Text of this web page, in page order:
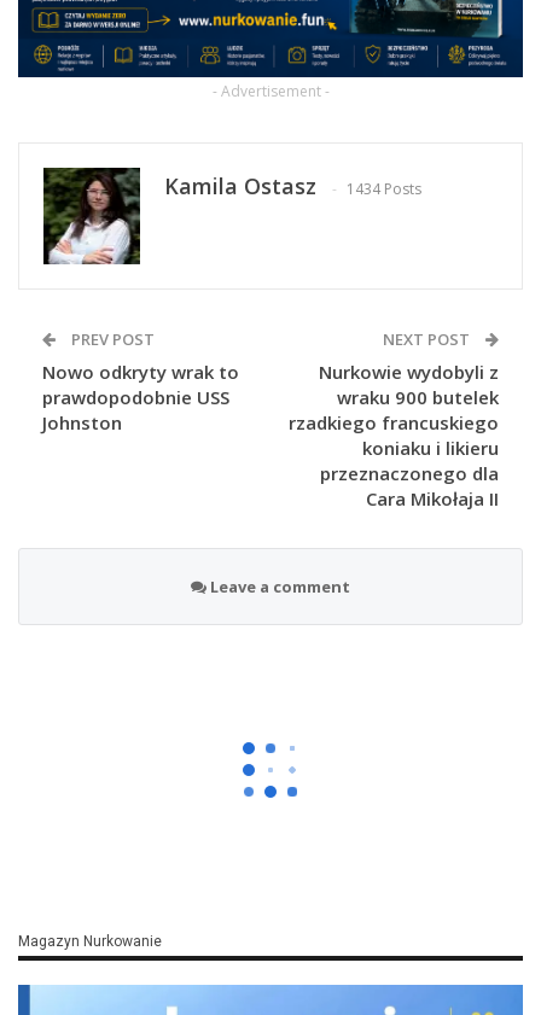
- Advertisement -
Kamila Ostasz 1434 Posts
PREV POST
Nowo odkryty wrak to
prawdopodobnie USS
Johnston
NEXT POST
Nurkowie wydobyli z
wraku 900 butelek
rzadkiego francuskiego
koniaku i likieru
przeznaczonego dla
Cara Mikołaja II
Leave a comment
Nurkowie Odkryli Tkaninę Sprzed